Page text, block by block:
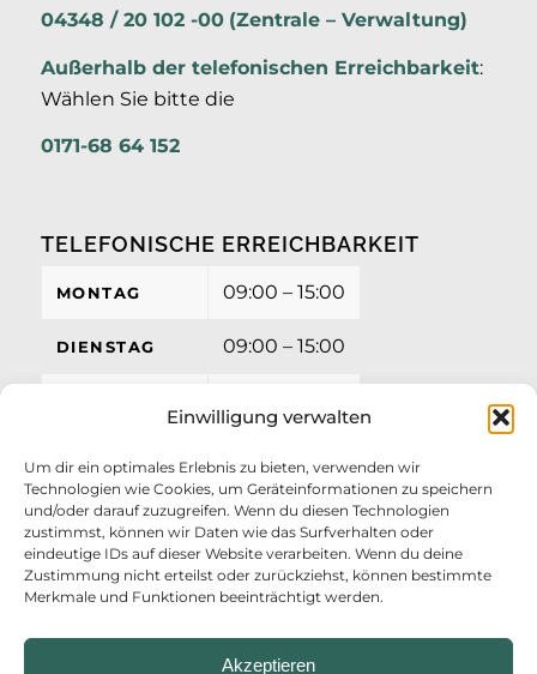
Einwilligung verwalten
Um dir ein optimales Erlebnis zu bieten, verwenden wir
Technologien wie Cookies, um Geräteinformationen zu speichern
und/oder darauf zuzugreifen. Wenn du diesen Technologien
zustimmst, können wir Daten wie das Surfverhalten oder
eindeutige IDs auf dieser Website verarbeiten. Wenn du deine
Zustimmung nicht erteilst oder zurückziehst, können bestimmte
Merkmale und Funktionen beeinträchtigt werden.
Akzeptieren
04348 / 20 102 -00 (Zentrale – Verwaltung)
Außerhalb der telefonischen Erreichbarkeit:
Wählen Sie bitte die
0171-68 64 152
TELEFONISCHE ERREICHBARKEIT
MONTAG 09:00 – 15:00
DIENSTAG 09:00 – 15:00
FREITAG 09:00 – 12:00